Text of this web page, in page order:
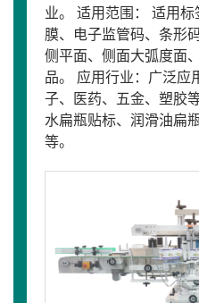
业。 适用范围： 适用
膜、电子监管码、条形
侧平面、侧面大弧度面
品。 应用行业：广泛应
子、医药、五金、塑胶
水扁瓶贴标、润滑油扁
等。